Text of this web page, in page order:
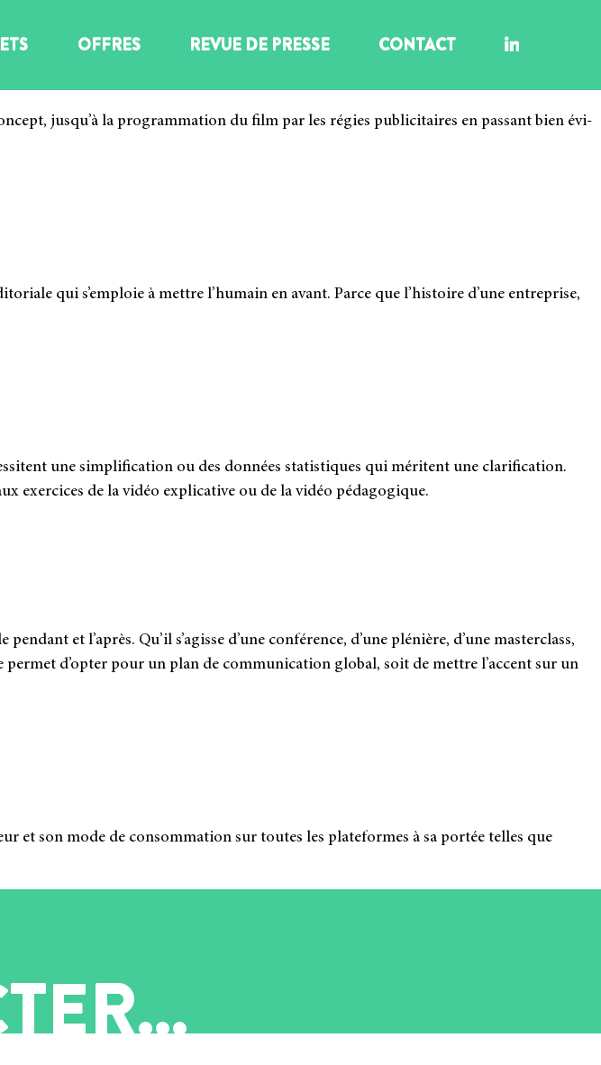
OFFRES REVUE DE PRESSE CONTACT
jusqu’à la pro­gram­ma­tion du film par les régies publi­ci­taires en pas­sant bien évi­
qui s’emploie à mettre l’humain en avant. Parce que l’histoire d’une entre­prise,
une sim­pli­fi­ca­tion ou des don­nées sta­tis­tiques qui méritent une cla­ri­fi­ca­tion.
exer­cices de la vidéo expli­ca­tive ou de la vidéo péda­go­gique.
et l’après. Qu’il s’agisse d’une confé­rence, d’une plé­nière, d’une mas­ter­class,
per­met d’opter pour un plan de com­mu­ni­ca­tion glo­bal, soit de mettre l’accent sur un
et son mode de consom­ma­tion sur toutes les pla­te­formes à sa por­tée telles que